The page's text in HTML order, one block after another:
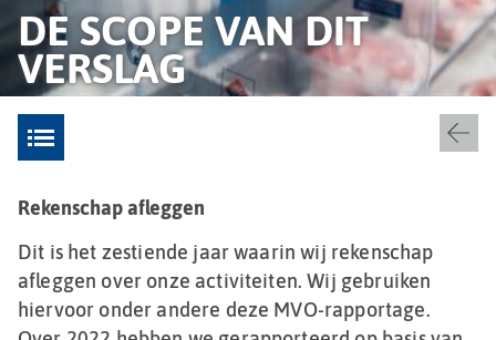
DE SCOPE VAN DIT
VERSLAG
Rekenschap afleggen
Dit is het zestiende jaar waarin wij rekenschap
afleggen over onze activiteiten. Wij gebruiken
hiervoor onder andere deze MVO-rapportage.